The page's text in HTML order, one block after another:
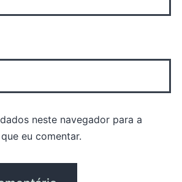
neste navegador para a
eu comentar.